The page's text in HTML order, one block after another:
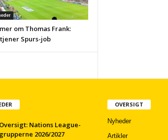
om Thomas Frank:
Spurs-job
Oversigt: Nations League-
grupperne 2026/2027
OVERSIGT
Nyheder
Artikler